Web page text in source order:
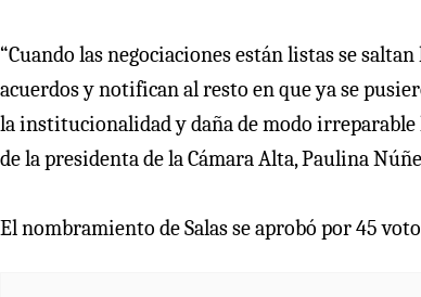
“Cuando las negociaciones están listas se
acuerdos y notifican al resto en que ya se
la institucionalidad y daña de modo
de la presidenta de la Cámara Alta, Paulina
El nombramiento de Salas se aprobó por 45